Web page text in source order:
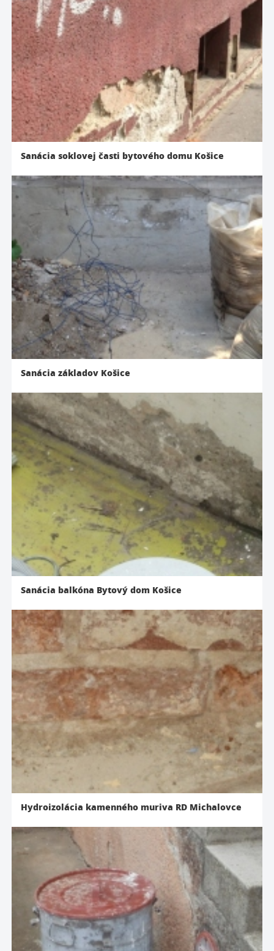
Sanácia soklovej časti bytového domu Košice
Sanácia základov Košice
Sanácia balkóna Bytový dom Košice
Hydroizolácia kamenného muriva RD Michalovce